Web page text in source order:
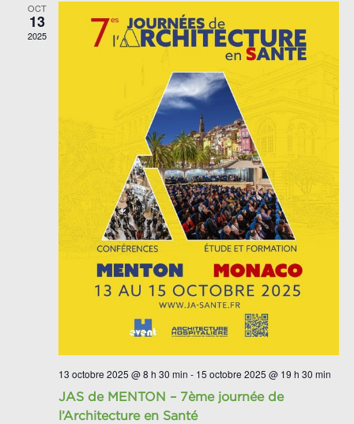
OCT
13
2025
13 octobre 2025 @ 8 h 30 min - 15 octobre 2025 @ 19 h 30 min
JAS de MENTON – 7ème journée de
l’Architecture en Santé